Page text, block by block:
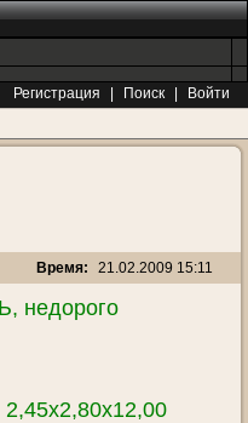
Регистрация Поиск
Войти
Время: 21.02.2009 15:11
недорого
2,45х2,80х12,00